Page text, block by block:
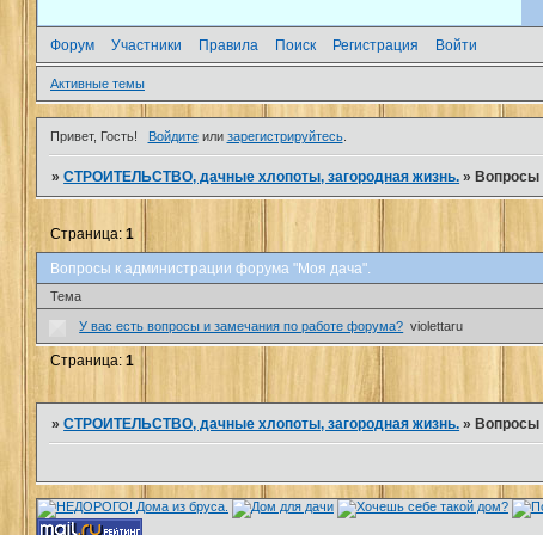
Форум Участники Правила Поиск Регистрация Войти
Активные темы
Привет, Гость! Войдитеили зарегистрируйтесь.
»СТРОИТЕЛЬСТВО, дачные хлопоты, загородная жизнь. »Вопросы
Вопросы к администрации форума "Моя дача".
Страница:1
Тема
У вас есть вопросы и замечания по работе форума? violettaru
Страница:1
»СТРОИТЕЛЬСТВО, дачные хлопоты, загородная жизнь. »Вопросы